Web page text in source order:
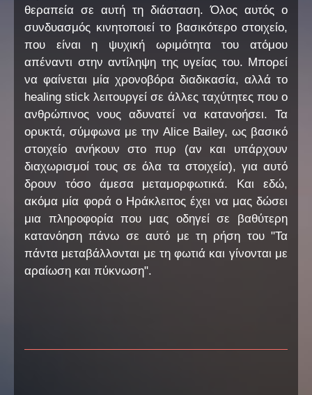
θεραπεία σε αυτή τη διάσταση. Όλος αυτός ο
συνδυασμός κινητοποιεί το βασικότερο στοιχείο,
που είναι η ψυχική ωριμότητα του ατόμου
απέναντι στην αντίληψη της υγείας του. Μπορεί
να φαίνεται μία χρονοβόρα διαδικασία, αλλά το
healing stick λειτουργεί σε άλλες ταχύτητες που ο
ανθρώπινος νους αδυνατεί να κατανοήσει. Τα
ορυκτά, σύμφωνα με την Alice Bailey, ως βασικό
στοιχείο ανήκουν στο πυρ (αν και υπάρχουν
διαχωρισμοί τους σε όλα τα στοιχεία), για αυτό
δρουν τόσο άμεσα μεταμορφωτικά. Και εδώ,
ακόμα μία φορά ο Ηράκλειτος έχει να μας δώσει
μια πληροφορία που μας οδηγεί σε βαθύτερη
κατανόηση πάνω σε αυτό με τη ρήση του "Τα
πάντα μεταβάλλονται με τη φωτιά και γίνονται με
αραίωση και πύκνωση".